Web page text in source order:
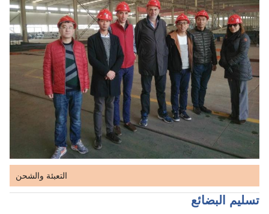
التعبئة والشحن
تسليم البضائع